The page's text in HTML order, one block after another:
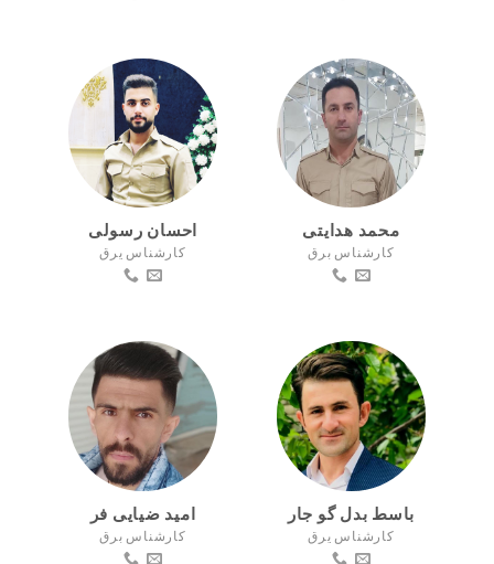
محمد هدایتی
کارشناس برق
احسان رسولی
کارشناس یرق
باسط بدل گو جار
کارشناس یرق
امید ضیایی فر
کارشناس برق